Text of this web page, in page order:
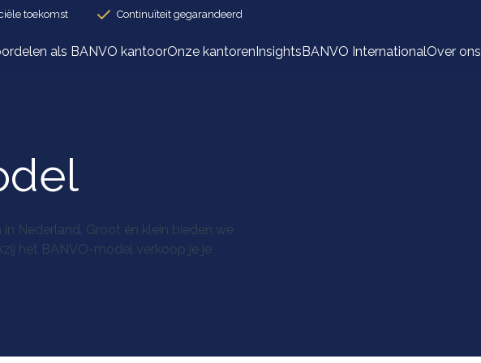
toekomst Continuïteit gegarandeerd
als BANVO kantoorOnze kantorenInsightsBANVO InternationalOver ons
del
Nederland. Groot én klein bieden we
het BANVO-model verkoop je je